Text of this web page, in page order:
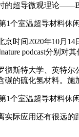
的超导微观理论
时间2020年10月
nature podcast分别
斯特大学、英特
的硫化氢材料。
际应用还有很远